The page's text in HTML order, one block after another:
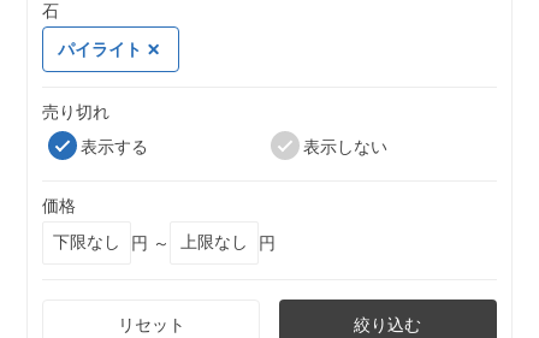
石
パイライト
売り切れ
表示する
表示しない
価格
円 ～
円
リセット 絞り込む